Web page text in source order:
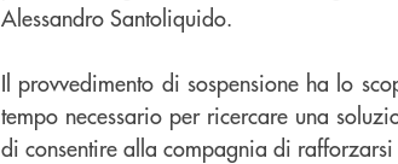
Alessandro Santoliquido.
Il provvedimento di sospensione ha lo
tempo necessario per ricercare una
di consentire alla compagnia di